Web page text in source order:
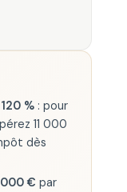
% : pour
11 000
dès
€ par